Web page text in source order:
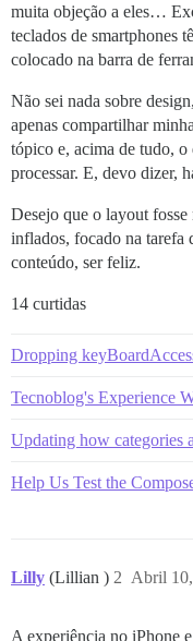
muita objeção a eles…
teclados de smartphones
colocado na barra de
Não sei nada sobre
apenas compartilhar
tópico e, acima de tudo, o
processar. E, devo dizer,
Desejo que o layout
inflados, focado na tarefa
conteúdo, ser feliz.
14 curtidas
Dropping
Tecnoblog's Experience
Updating how categories
Help Us Test the
Lilly (Lillian ) Abril
2
A experiência no iPhone